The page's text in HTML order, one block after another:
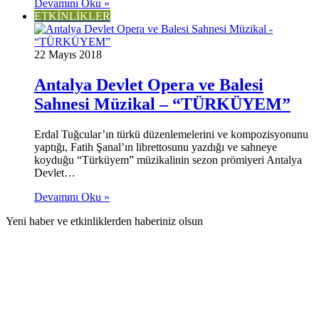
Devamını Oku »
ETKİNLİKLER
22 Mayıs 2018
Antalya Devlet Opera ve Balesi
Sahnesi Müzikal – “TÜRKÜYEM”
Erdal Tuğcular’ın türkü düzenlemelerini ve kompozisyonunu
yaptığı, Fatih Şanal’ın librettosunu yazdığı ve sahneye
koyduğu “Türküyem” müzikalinin sezon prömiyeri Antalya
Devlet…
Devamını Oku »
Yeni haber ve etkinliklerden haberiniz olsun